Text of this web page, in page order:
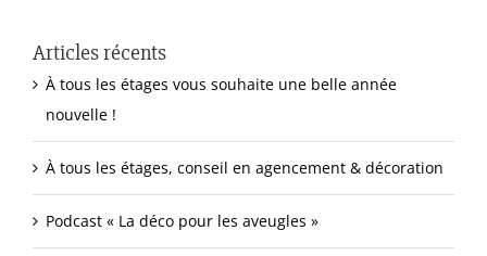
Articles récents
À tous les étages vous souhaite une belle année
nouvelle !
À tous les étages, conseil en agencement & décoration
Podcast « La déco pour les aveugles »